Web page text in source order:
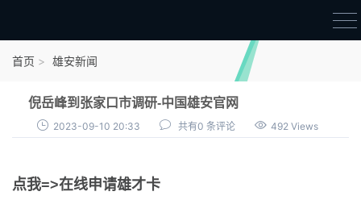
点我申领雄才卡
雄才卡资讯
首页 雄安新闻
倪岳峰到张家口市调研-中国雄安官网
2023-09-10 20:33 共有0 条评论 492 Views
点我=>在线申请雄才卡